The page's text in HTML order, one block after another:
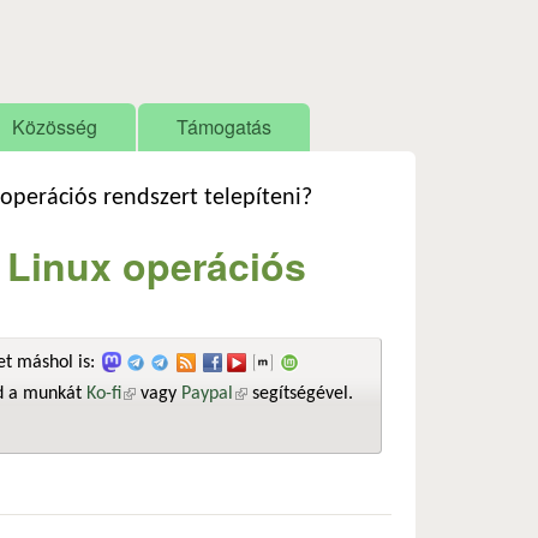
Közösség Támogatás
rendszert telepíteni?
operációs
máshol is:
a munkát Ko-fi(külső hivatkozás)
vagy Paypal (külső hivatkozás)
segítségével.